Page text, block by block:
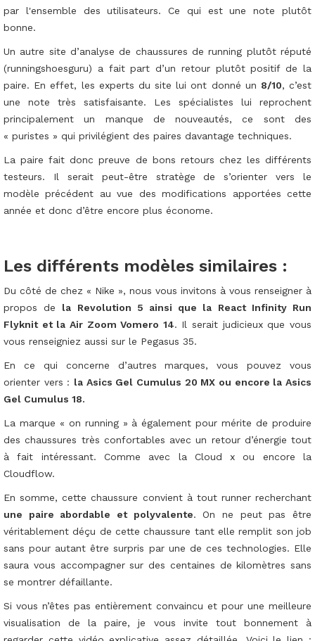
par l'ensemble des utilisateurs. Ce qui est une note plutôt
bonne.
Un autre site d’analyse de chaussures de running plutôt réputé
(runningshoesguru) a fait part d’un retour plutôt positif de la
paire. En effet, les experts du site lui ont donné un 8/10, c’est
une note très satisfaisante. Les spécialistes lui reprochent
principalement un manque de nouveautés, ce sont des
« puristes » qui privilégient des paires davantage techniques.
La paire fait donc preuve de bons retours chez les différents
testeurs. Il serait peut-être stratège de s’orienter vers le
modèle précédent au vue des modifications apportées cette
année et donc d’être encore plus économe.
Les différents modèles similaires :
Du côté de chez « Nike », nous vous invitons à vous renseigner à
propos de la Revolution 5 ainsi que la React Infinity Run
Flyknit et la Air Zoom Vomero 14. Il serait judicieux que vous
vous renseigniez aussi sur le Pegasus 35.
En ce qui concerne d’autres marques, vous pouvez vous
orienter vers : la Asics Gel Cumulus 20 MX ou encore la Asics
Gel Cumulus 18.
La marque « on running » à également pour mérite de produire
des chaussures très confortables avec un retour d’énergie tout
à fait intéressant. Comme avec la Cloud x ou encore la
Cloudflow.
En somme, cette chaussure convient à tout runner recherchant
une paire abordable et polyvalente. On ne peut pas être
véritablement déçu de cette chaussure tant elle remplit son job
sans pour autant être surpris par une de ces technologies. Elle
saura vous accompagner sur des centaines de kilomètres sans
se montrer défaillante.
Si vous n’êtes pas entièrement convaincu et pour une meilleure
visualisation de la paire, je vous invite tout bonnement à